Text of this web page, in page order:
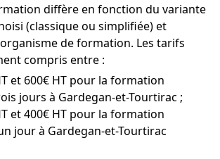
diffère en fonction du variante
(classique ou simplifiée) et
de formation. Les tarifs
compris entre :
et 600€ HT pour la formation
jours à Gardegan-et-Tourtirac ;
et 400€ HT pour la formation
jour à Gardegan-et-Tourtirac